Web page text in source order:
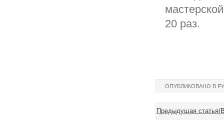
20 раз.
ОПУБЛИКОВАНО В
Предыдущая